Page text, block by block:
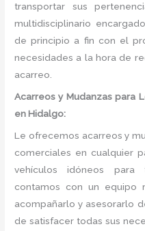
transportar sus
multidisciplinario
de principio a fin con el
necesidades a la hora de
acarreo.
Acarreos y Mudanzas para
en Hidalgo:
Le ofrecemos acarreos y
comerciales en cualquier
vehículos idóneos para
contamos con un equipo
acompañarlo y asesorarlo
de satisfacer todas sus